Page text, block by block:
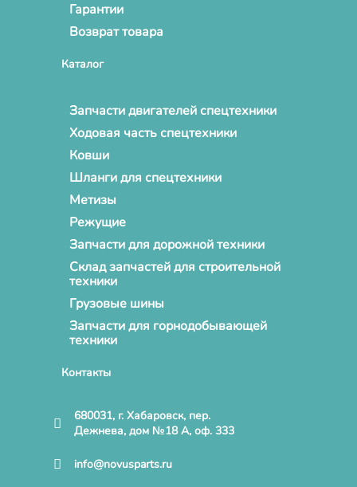
Гарантии
Возврат товара
Каталог
Запчасти двигателей спецтехники
Ходовая часть спецтехники
Ковши
Шланги для спецтехники
Метизы
Режущие
Запчасти для дорожной техники
Склад запчастей для строительной
техники
Грузовые шины
Запчасти для горнодобывающей
техники
Контакты
680031, г. Хабаровск, пер.
Дежнева, дом №18 А, оф. 333
info@novusparts.ru